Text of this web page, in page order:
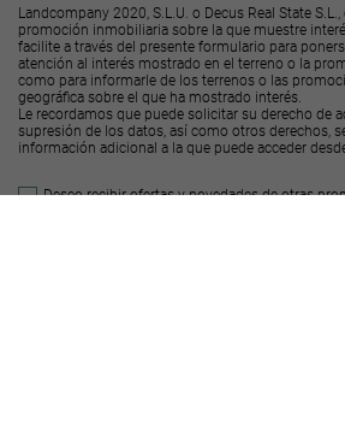
Landcompany 2020, S.L.U. o Decus Real State
promoción inmobiliaria sobre la que muestre
facilite a través del presente formulario para
atención al interés mostrado en el terreno o la
como para informarle de los terrenos o las
geográfica sobre el que ha mostrado interés.
Le recordamos que puede solicitar su derecho de
supresión de los datos, así como otros derechos,
información adicional a la que puede acceder
Deseo recibir ofertas y novedades de otras